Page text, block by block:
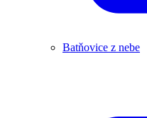
Batňovice z nebe